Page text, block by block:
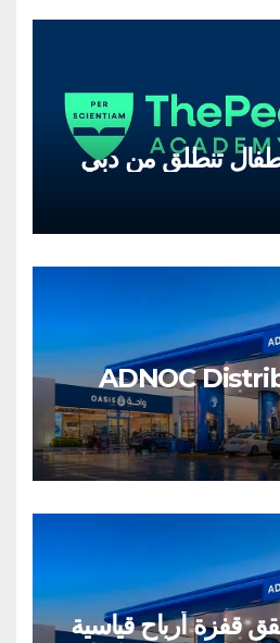
تنطلق من دبي
ADNOC
قفزة أرباح قياسية